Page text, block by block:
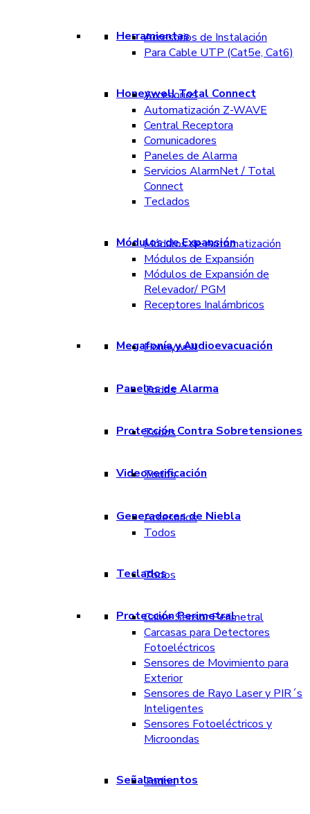
Herramientas
Accesorios de Instalación
Para Cable UTP (Cat5e, Cat6)
Honeywell Total Connect
Accesorios
Automatización Z-WAVE
Central Receptora
Comunicadores
Paneles de Alarma
Servicios AlarmNet / Total
Connect
Teclados
Módulos de Expansión
Módulos de Automatización
Módulos de Expansión
Módulos de Expansión de
Relevador/ PGM
Receptores Inalámbricos
Megafonía y Audioevacuación
Honeywell
Paneles de Alarma
Todos
Protección Contra Sobretensiones
Todos
Videoverificación
Todos
Generadores de Niebla
Accesorios
Todos
Teclados
Todos
Protección Perimetral
Cable Sensor Perimetral
Carcasas para Detectores
Fotoeléctricos
Sensores de Movimiento para
Exterior
Sensores de Rayo Laser y PIR´s
Inteligentes
Sensores Fotoeléctricos y
Microondas
Señalamientos
Todos